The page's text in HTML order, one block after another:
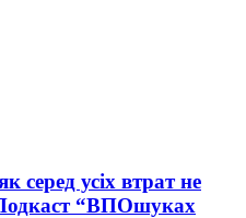
серед усіх втрат не
“ВПОшуках